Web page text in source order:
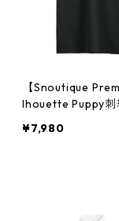
【Snoutique
lhouette Puppy刺
¥7,980